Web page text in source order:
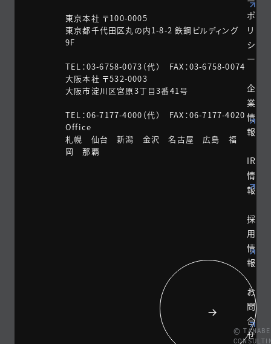
東京本社 〒100-0005
東京都千代田区丸の内1-8-2 鉃鋼ビルディング
9F
TEL：03-6758-0073（代） FAX：03-6758-0074
大阪本社 〒532-0003
大阪市淀川区宮原3丁目3番41号
TEL：06-7177-4000（代） FAX：06-7177-4020
Office
札幌 仙台 新潟 金沢 名古屋 広島 福
岡 那覇
ポ
リ
シ
ー
企
業
情
報
IR
情
報
採
用
情
報
お
問
合
せ
© TANABE